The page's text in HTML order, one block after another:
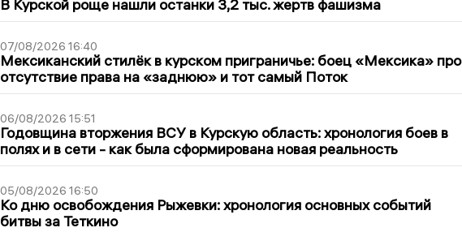
В Курской роще нашли останки 3,2 тыс. жертв фашизма
07/08/2026 16:40
Мексиканский стилёк в курском приграничье: боец «Мексика» про
отсутствие права на «заднюю» и тот самый Поток
06/08/2026 15:51
Годовщина вторжения ВСУ в Курскую область: хронология боев в
полях и в сети - как была сформирована новая реальность
05/08/2026 16:50
Ко дню освобождения Рыжевки: хронология основных событий
битвы за Теткино